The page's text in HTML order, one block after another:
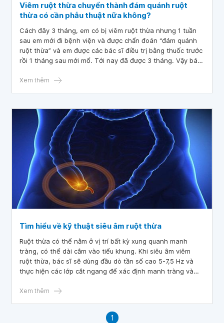
Viêm ruột thừa chuyển thành đám quánh ruột
thừa có cần phẫu thuật nữa không?
Cách đây 3 tháng, em có bị viêm ruột thừa nhưng 1 tuần
sau em mới đi bệnh viện và được chẩn đoán “đám quánh
ruột thừa” và em được các bác sĩ điều trị bằng thuốc trước
rồi 1 tháng sau mới mổ. Tới nay đã được 3 tháng. Vậy bác
ruột thừa có cần phẫu thuật nữa không? Em cảm ơn bác sĩ.
Xem thêm
Tìm hiểu về kỹ thuật siêu âm ruột thừa
Ruột thừa có thể nằm ở vị trí bất kỳ xung quanh manh
tràng, có thể dài cắm vào tiểu khung. Khi siêu âm viêm
ruột thừa, bác sĩ sẽ dùng đầu dò tần số cao 5-7,5 Hz và
thực hiện các lớp cắt ngang để xác định manh tràng và
là đáy manh tràng và đoạn hồi tràng tận cùng.
Xem thêm
1